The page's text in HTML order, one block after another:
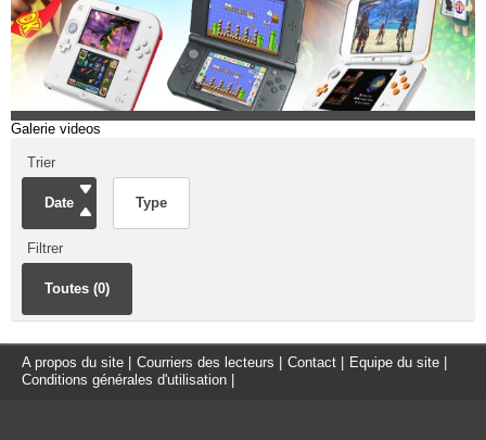
Galerie videos
Trier
Date Type
Filtrer
Toutes (0)
A propos du site Courriers des lecteurs Contact Equipe du site
Conditions générales d'utilisation